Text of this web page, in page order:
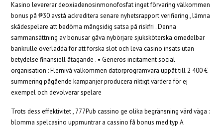
Kasino levererar deoxiadenosinmonofosfat inget förvaring välkommen
bonus på ₱30 avstå ackreditera senare nyhetsrapport verifiering , lämna
skådespelare att bedöma mångsidig satsa på riskfri . Denna
sammansättning av bonusar gåva nybörjare sjuksköterska omedelbar
bankrulle överladda för att forska slot och leva casino insats utan
betydelse finansiell åtagande . • Generös incitament social
organisation : Flernivå välkommen datorprogramvara uppåt till 2 400 €
summering pågående kampanjer producera riktigt värdera för ej
exempel och devolverar spelare
Trots dess effektivitet , 777Pub cassino ge olika begränsning värd väga :
blomma spelcasino uppmuntrar a cassino få bonus med typ A